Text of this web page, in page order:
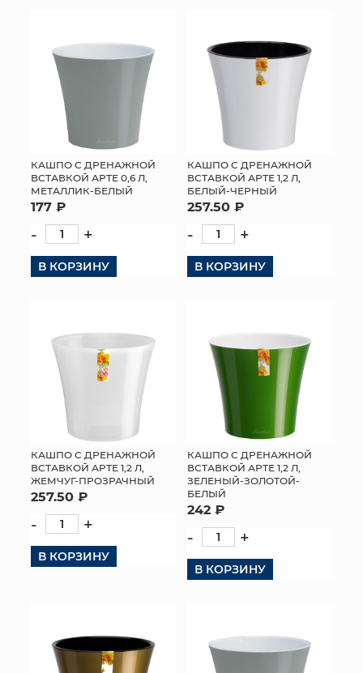
КАШПО С ДРЕНАЖНОЙ
ВСТАВКОЙ АРТЕ 0,6 Л,
МЕТАЛЛИК-БЕЛЫЙ
177 ₽
- +
В КОРЗИНУ
КАШПО С ДРЕНАЖНОЙ
ВСТАВКОЙ АРТЕ 1,2 Л,
БЕЛЫЙ-ЧЕРНЫЙ
257.50 ₽
- +
В КОРЗИНУ
КАШПО С ДРЕНАЖНОЙ
ВСТАВКОЙ АРТЕ 1,2 Л,
ЖЕМЧУГ-ПРОЗРАЧНЫЙ
257.50 ₽
- +
В КОРЗИНУ
КАШПО С ДРЕНАЖНОЙ
ВСТАВКОЙ АРТЕ 1,2 Л,
ЗЕЛЕНЫЙ-ЗОЛОТОЙ-
БЕЛЫЙ
242 ₽
- +
В КОРЗИНУ